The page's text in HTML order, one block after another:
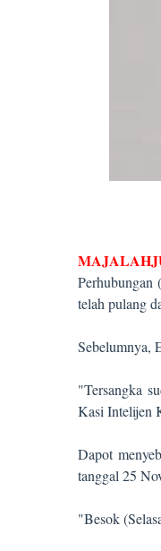
telah pulang
Sebelumnya,
"Tersangka
Kasi Intelijen
Dapot
tanggal 25
"Besok